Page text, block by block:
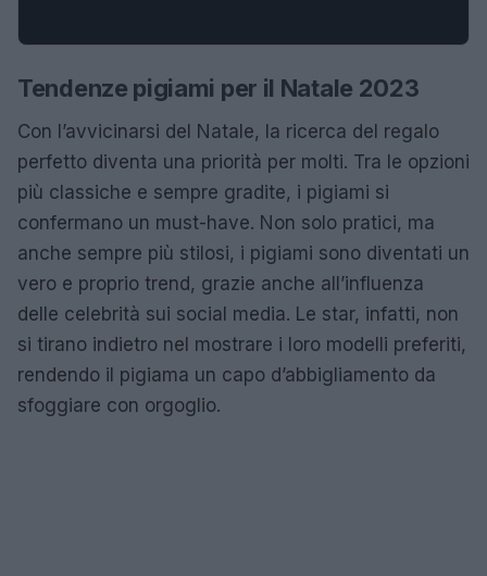
Tendenze pigiami per il Natale 2023
Con l’avvicinarsi del Natale, la ricerca del regalo
perfetto diventa una priorità per molti. Tra le opzioni
più classiche e sempre gradite, i pigiami si
confermano un must-have. Non solo pratici, ma
anche sempre più stilosi, i pigiami sono diventati un
vero e proprio trend, grazie anche all’influenza
delle celebrità sui social media. Le star, infatti, non
si tirano indietro nel mostrare i loro modelli preferiti,
rendendo il pigiama un capo d’abbigliamento da
sfoggiare con orgoglio.